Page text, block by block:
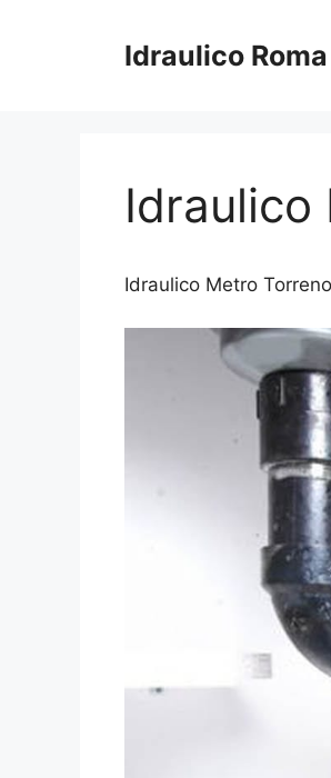
Idraulico Roma
Idraulico
Idraulico Metro